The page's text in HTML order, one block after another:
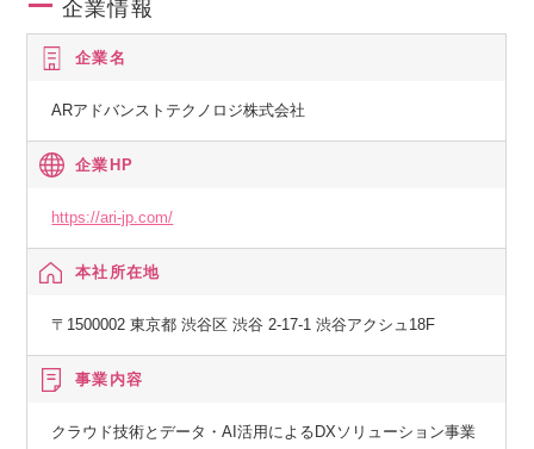
企業情報
企業名
ARアドバンストテクノロジ株式会社
企業HP
https://ari-jp.com/
本社所在地
〒1500002 東京都 渋谷区 渋谷 2-17-1 渋谷アクシュ18F
事業内容
クラウド技術とデータ・AI活用によるDXソリューション事業